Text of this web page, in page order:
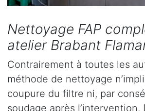
Nettoyage FAP
atelier Brabant
Contrairement à toutes les
méthode de nettoyage
coupure du filtre ni, par
soudage après l’intervention.